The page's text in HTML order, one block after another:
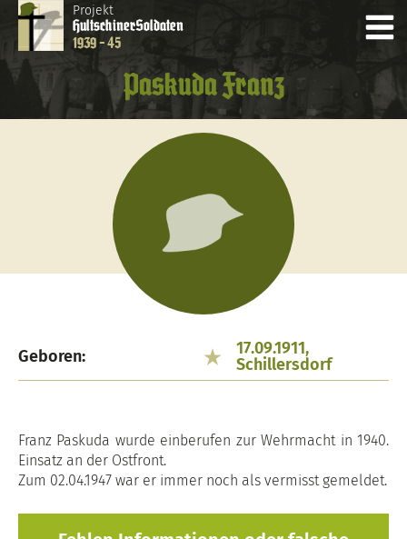
Projekt
HultschinerSoldaten
1939 - 45
Paskuda Franz
Geboren:
17.09.1911,
Schillersdorf
Franz Paskuda wurde einberufen zur Wehrmacht in 1940.
Einsatz an der Ostfront.
Zum 02.04.1947 war er immer noch als vermisst gemeldet.